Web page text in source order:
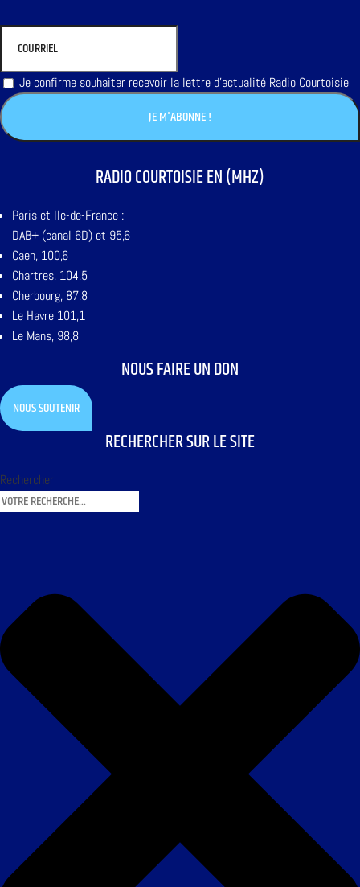
Je confirme souhaiter recevoir la lettre d'actualité Radio Courtoisie
RADIO COURTOISIE EN (MHZ)
Paris et Ile-de-France :
DAB+ (canal 6D) et 95,6
Caen, 100,6
Chartres, 104,5
Cherbourg, 87,8
Le Havre 101,1
Le Mans, 98,8
NOUS FAIRE UN DON
NOUS SOUTENIR
RECHERCHER SUR LE SITE
Rechercher